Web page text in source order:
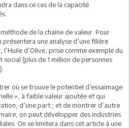
dans ce cas de la capacité
de la chaine de valeur. Pour
une analyse d’une filière
l’Huile d’Olive, prise comme exemple du
(plus de 1 million de personnes
où se trouve le potentiel d’essaimage
», à faible valeur ajoutée et qui
d’une part ; et de montrer d’autre
on peut développer des industries
On se limitera dans cet article à une